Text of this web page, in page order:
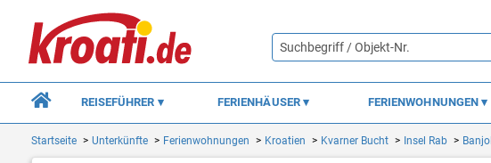
REISEFÜHRER FERIENHÄUSER FERIENWOHNUNGEN
Startseite Unterkünfte Ferienwohnungen Kroatien Kvarner Bucht Insel Rab Banjol